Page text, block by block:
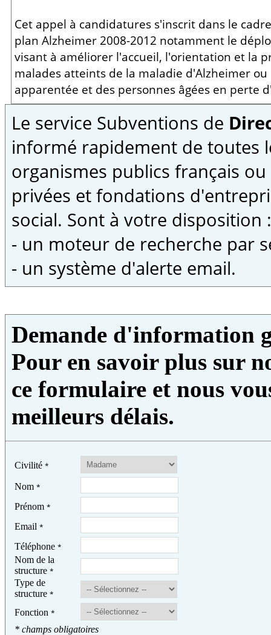
Cet appel à candidatures s'inscrit dans le
plan Alzheimer 2008-2012 notamment le
visant à améliorer l'accueil, l'orientation et la
malades atteints de la maladie d'Alzheimer
apparentée et des personnes âgées en perte
Le service Subventions de
informé rapidement de toutes
organismes publics français
privées et fondations
social. Sont à votre disposition :
- un moteur de recherche par
- un système d'alerte email.
Demande d'information
Pour en savoir plus sur
ce formulaire et nous
meilleurs délais.
Civilité *
Nom *
Prénom *
Email *
Téléphone *
Nom de la
structure *
Type de
structure *
Fonction *
* champs obligatoires